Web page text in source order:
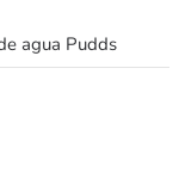
agua Pudds